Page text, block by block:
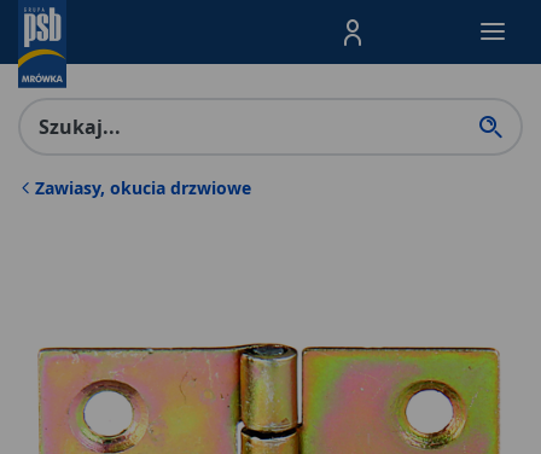
Menu Produktów,
Zawiasy, okucia drzwiowe